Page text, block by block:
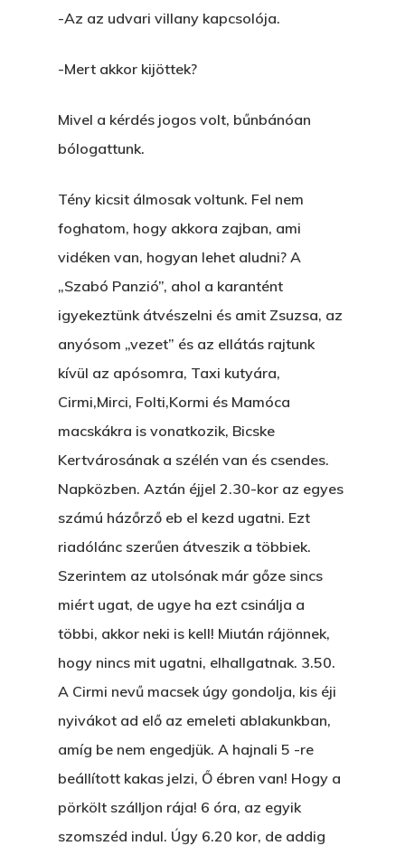
-Az az udvari villany kapcsolója.
-Mert akkor kijöttek?
Mivel a kérdés jogos volt, bűnbánóan
bólogattunk.
Tény kicsit álmosak voltunk. Fel nem
foghatom, hogy akkora zajban, ami
vidéken van, hogyan lehet aludni? A
„Szabó Panzió”, ahol a karantént
igyekeztünk átvészelni és amit Zsuzsa, az
anyósom „vezet” és az ellátás rajtunk
kívül az apósomra, Taxi kutyára,
Cirmi,Mirci, Folti,Kormi és Mamóca
macskákra is vonatkozik, Bicske
Kertvárosának a szélén van és csendes.
Napközben. Aztán éjjel 2.30-kor az egyes
számú házőrző eb el kezd ugatni. Ezt
riadólánc szerűen átveszik a többiek.
Szerintem az utolsónak már gőze sincs
miért ugat, de ugye ha ezt csinálja a
többi, akkor neki is kell! Miután rájönnek,
hogy nincs mit ugatni, elhallgatnak. 3.50.
A Cirmi nevű macsek úgy gondolja, kis éji
nyivákot ad elő az emeleti ablakunkban,
amíg be nem engedjük. A hajnali 5 -re
beállított kakas jelzi, Ő ébren van! Hogy a
pörkölt szálljon rája! 6 óra, az egyik
szomszéd indul. Úgy 6.20 kor, de addig